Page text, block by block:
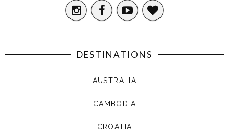
DESTINATIONS
AUSTRALIA
CAMBODIA
CROATIA